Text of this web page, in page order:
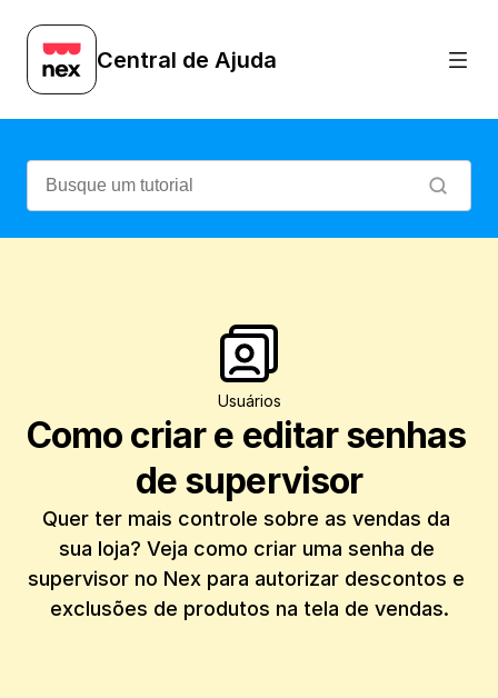
Central de Ajuda
Usuários
Como criar e editar senhas
de supervisor
Quer ter mais controle sobre as vendas da
sua loja? Veja como criar uma senha de
supervisor no Nex para autorizar descontos e
exclusões de produtos na tela de vendas.